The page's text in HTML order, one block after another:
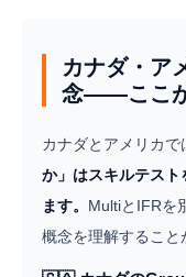
カナダ・ア
念——ここ
カナダとアメリカで
か」はスキルテスト
ます。 MultiとIFRを
概念を理解すること